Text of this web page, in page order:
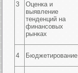
3
Оценка и
выявление
тенденций на
финансовых
рынках
4 Бюджетирование